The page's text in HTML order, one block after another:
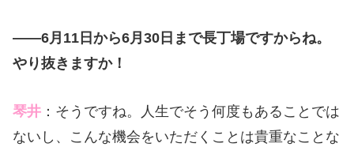
――6月11日から6月30日まで長丁場ですからね。
やり抜きますか！
琴井 ：そうですね。人生でそう何度もあることでは
ないし、こんな機会をいただくことは貴重なことな